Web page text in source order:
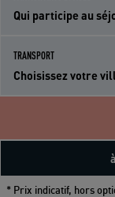
Qui participe au
TRANSPORT
Choisissez votre
* Prix indicatif, hors